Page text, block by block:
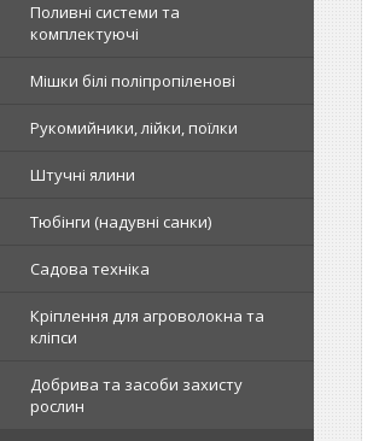
Поливні системи та
комплектуючі
Мішки білі поліпропіленові
Рукомийники, лійки, поїлки
Штучні ялини
Тюбінги (надувні санки)
Садова техніка
Кріплення для агроволокна та
кліпси
Добрива та засоби захисту
рослин